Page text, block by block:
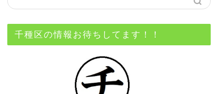
千種区の情報お待ちしてます！！